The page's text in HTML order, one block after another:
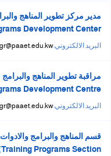
Development Center)
البريد الالكتروني:
Development Centre)
البريد الالكتروني:
Training Programs Section)